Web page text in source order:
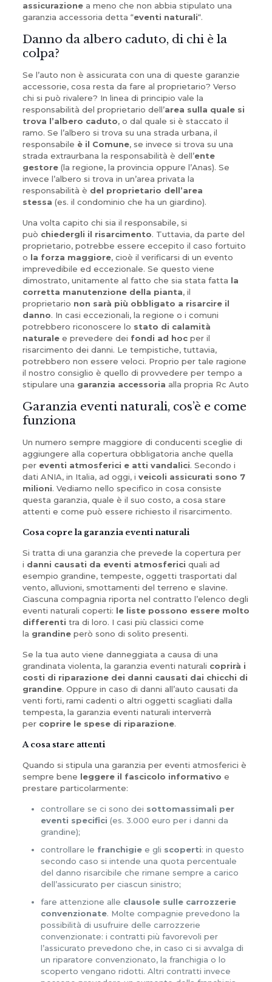
assicurazionea meno che non abbia stipulato una
garanzia accessoria detta “eventi naturali“.
Danno da albero caduto, di chi è la
colpa?
Se l’auto non è assicurata con una di queste garanzie
accessorie, cosa resta da fare al proprietario? Verso
chi si può rivalere? In linea di principio vale la
responsabilità del proprietario dell’area sulla quale si
trova l’albero caduto, o dal quale si è staccato il
ramo. Se l’albero si trova su una strada urbana, il
responsabile è il Comune, se invece si trova su una
strada extraurbana la responsabilità è dell’ente
gestore(la regione, la provincia oppure l’Anas). Se
invece l’albero si trova in un’area privata la
responsabilità è del proprietario dell’area
stessa (es. il condominio che ha un giardino).
Una volta capito chi sia il responsabile, si
può chiedergli il risarcimento. Tuttavia, da parte del
proprietario, potrebbe essere eccepito il caso fortuito
o la forza maggiore, cioè il verificarsi di un evento
imprevedibile ed eccezionale. Se questo viene
dimostrato, unitamente al fatto che sia stata fatta la
corretta manutenzione della pianta, il
proprietario non sarà più obbligato a risarcire il
danno. In casi eccezionali, la regione o i comuni
potrebbero riconoscere lo stato di calamità
naturalee prevedere dei fondi ad hocper il
risarcimento dei danni. Le tempistiche, tuttavia,
potrebbero non essere veloci. Proprio per tale ragione
il nostro consiglio è quello di provvedere per tempo a
stipulare una garanzia accessoria alla propria Rc Auto
Garanzia eventi naturali, cos’è e come
funziona
Un numero sempre maggiore di conducenti sceglie di
aggiungere alla copertura obbligatoria anche quella
per eventi atmosferici e atti vandalici. Secondo i
dati ANIA, in Italia, ad oggi, i veicoli assicurati sono 7
milioni. Vediamo nello specifico in cosa consiste
questa garanzia, quale è il suo costo, a cosa stare
attenti e come può essere richiesto il risarcimento.
Cosa copre la garanzia eventi naturali
Si tratta di una garanzia che prevede la copertura per
i danni causati da eventi atmosferici quali ad
esempio grandine, tempeste, oggetti trasportati dal
vento, alluvioni, smottamenti del terreno e slavine.
Ciascuna compagnia riporta nel contratto l’elenco degli
eventi naturali coperti: le liste possono essere molto
differenti tra di loro. I casi più classici come
la grandineperò sono di solito presenti.
Se la tua auto viene danneggiata a causa di una
grandinata violenta, la garanzia eventi naturali coprirà i
costi di riparazione dei danni causati dai chicchi di
grandine. Oppure in caso di danni all’auto causati da
venti forti, rami cadenti o altri oggetti scagliati dalla
tempesta, la garanzia eventi naturali interverrà
per coprire le spese di riparazione.
A cosa stare attenti
Quando si stipula una garanzia per eventi atmosferici è
sempre bene leggere il fascicolo informativo e
prestare particolarmente:
controllare se ci sono dei sottomassimali per
eventi specifici (es. 3.000 euro per i danni da
grandine);
controllare le franchigiee gli scoperti: in questo
secondo caso si intende una quota percentuale
del danno risarcibile che rimane sempre a carico
dell’assicurato per ciascun sinistro;
fare attenzione alle clausole sulle carrozzerie
convenzionate. Molte compagnie prevedono la
possibilità di usufruire delle carrozzerie
convenzionate: i contratti più favorevoli per
l’assicurato prevedono che, in caso ci si avvalga di
un riparatore convenzionato, la franchigia o lo
scoperto vengano ridotti. Altri contratti invece